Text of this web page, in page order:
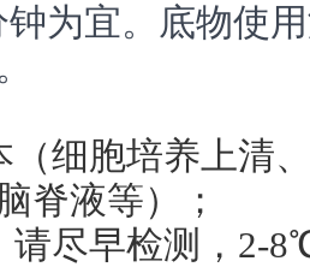
钟为宜。底物使
（细胞培养上清
脊液等）；
请尽早检测，2-